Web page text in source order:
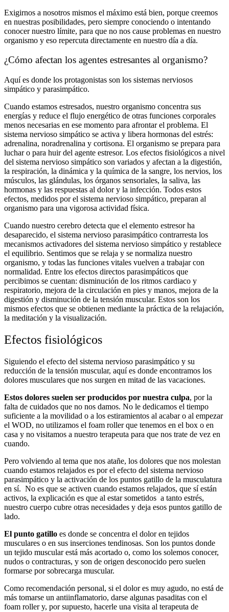
Exigirnos a nosotros mismos el máximo está bien, porque creemos
en nuestras posibilidades, pero siempre conociendo o intentando
conocer nuestro límite, para que no nos cause problemas en nuestro
organismo y eso repercuta directamente en nuestro día a día.
¿Cómo afectan los agentes estresantes al organismo?
Aquí es donde los protagonistas son los sistemas nerviosos
simpático y parasimpático.
Cuando estamos estresados, nuestro organismo concentra sus
energías y reduce el flujo energético de otras funciones corporales
menos necesarias en ese momento para afrontar el problema. El
sistema nervioso simpático se activa y libera hormonas del estrés:
adrenalina, noradrenalina y cortisona. El organismo se prepara para
luchar o para huir del agente estresor. Los efectos fisiológicos a nivel
del sistema nervioso simpático son variados y afectan a la digestión,
la respiración, la dinámica y la química de la sangre, los nervios, los
músculos, las glándulas, los órganos sensoriales, la saliva, las
hormonas y las respuestas al dolor y la infección. Todos estos
efectos, medidos por el sistema nervioso simpático, preparan al
organismo para una vigorosa actividad física.
Cuando nuestro cerebro detecta que el elemento estresor ha
desaparecido, el sistema nervioso parasimpático contrarresta los
mecanismos activadores del sistema nervioso simpático y restablece
el equilibrio. Sentimos que se relaja y se normaliza nuestro
organismo, y todas las funciones vitales vuelven a trabajar con
normalidad. Entre los efectos directos parasimpáticos que
percibimos se cuentan: disminución de los ritmos cardiaco y
respiratorio, mejora de la circulación en pies y manos, mejora de la
digestión y disminución de la tensión muscular. Estos son los
mismos efectos que se obtienen mediante la práctica de la relajación,
la meditación y la visualización.
Efectos fisiológicos
Siguiendo el efecto del sistema nervioso parasimpático y su
reducción de la tensión muscular, aquí es donde encontramos los
dolores musculares que nos surgen en mitad de las vacaciones.
Estos dolores suelen ser producidos por nuestra culpa, por la
falta de cuidados que no nos damos. No le dedicamos el tiempo
suficiente a la movilidad o a los estiramientos al acabar o al empezar
el WOD, no utilizamos el foam roller que tenemos en el box o en
casa y no visitamos a nuestro terapeuta para que nos trate de vez en
cuando.
Pero volviendo al tema que nos atañe, los dolores que nos molestan
cuando estamos relajados es por el efecto del sistema nervioso
parasimpático y la activación de los puntos gatillo de la musculatura
en sí. No es que se activen cuando estamos relajados, que sí están
activos, la explicación es que al estar sometidos a tanto estrés,
nuestro cuerpo cubre otras necesidades y deja esos puntos gatillo de
lado.
El punto gatillo es donde se concentra el dolor en tejidos
musculares o en sus inserciones tendinosas. Son los puntos donde
un tejido muscular está más acortado o, como los solemos conocer,
nudos o contracturas, y son de origen desconocido pero suelen
formarse por sobrecarga muscular.
Como recomendación personal, si el dolor es muy agudo, no está de
más tomarse un antiinflamatorio, darse algunas pasaditas con el
foam roller y, por supuesto, hacerle una visita al terapeuta de